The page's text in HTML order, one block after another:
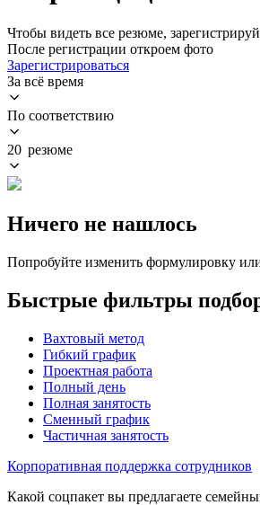
Чтобы видеть все резюме,
После регистрации откроем фото
Зарегистрироваться
За всё время
По соответствию
20 резюме
Ничего не нашлось
Попробуйте изменить формулировку
Быстрые фильтры
Вахтовый метод
Гибкий график
Проектная работа
Полный день
Полная занятость
Сменный график
Частичная занятость
Корпоративная поддержка сотрудников
Какой соцпакет вы предлагаете